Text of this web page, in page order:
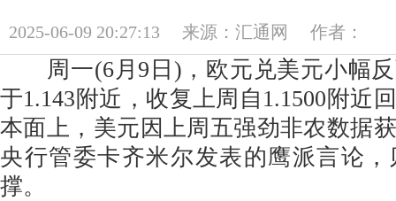
2025-06-09 20:27:13 来源：汇通网 作者：
周一(6月9日)，欧元兑美元小幅反
于1.143附近，收复上周自1.1500附近
本面上，美元因上周五强劲非农数据
央行管委卡齐米尔发表的鹰派言论
撑。